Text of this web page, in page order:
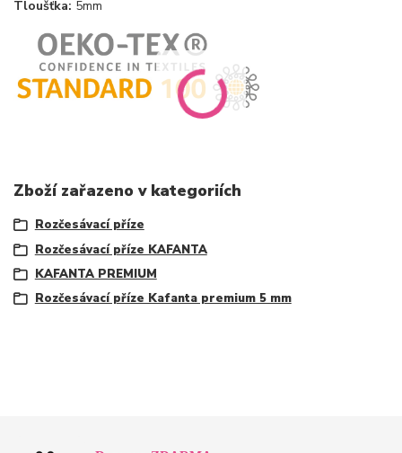
Tloušťka: 5mm
Zboží zařazeno v kategoriích
Rozčesávací příze
Rozčesávací příze KAFANTA
KAFANTA PREMIUM
Rozčesávací příze Kafanta premium 5 mm